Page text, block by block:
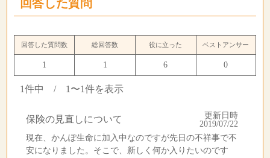
回答した質問
回答した質問数 総回答数 役に立った ベストアンサー
1 1 6 0
1件中 / 1〜1件を表示
保険の見直しについて
更新日時
2019/07/22
現在、かんぽ生命に加入中なのですが先日の不祥事で不
安になりました。そこで、新しく何か入りたいのです